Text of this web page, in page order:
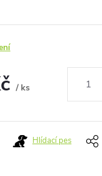
/ ks
Hlídací pes